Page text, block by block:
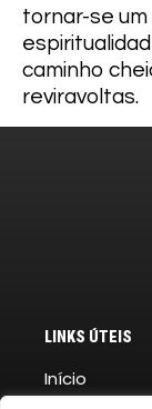
tornar-se
caminho
reviravoltas.
LINKS ÚTEIS
Início